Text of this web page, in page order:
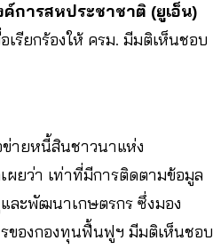
การสหประชาชาติ (ยูเอ็น)
เรียกร้องให้ ครม. มีมติเห็นชอบ
ายหนี้สินชาวนาแห่ง
ยว่า เท่าที่มีการติดตามข้อมูล
ละพัฒนาเกษตรกร ซึ่งมอง
รของกองทุนฟื้นฟูฯ มีมติเห็นชอบ